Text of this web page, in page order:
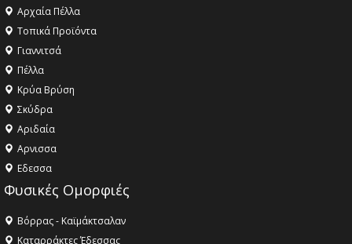
Αρχαία Πέλλα
Τοπικά Προϊόντα
Γιαννιτσά
Πέλλα
Κρύα Βρύση
Σκύδρα
Αριδαία
Aρνισσα
Eδεσσα
Φυσικές Ομορφιές
Βόρρας - Καϊμάκτσαλαν
Καταρράκτες Έδεσσας